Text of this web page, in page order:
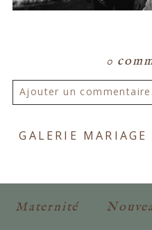
0
Ajouter un
Votre email ne sera
GALERIE
Maternité